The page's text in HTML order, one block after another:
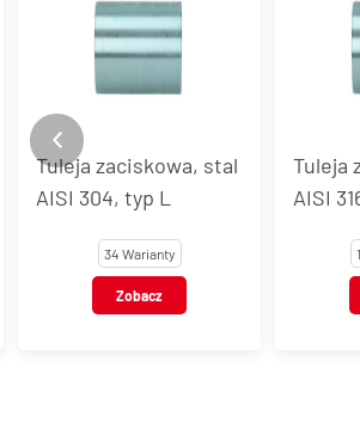
Tuleja zaciskowa, stal
AISI 316, typ L
14 Wariantów
Zobacz
LDR,